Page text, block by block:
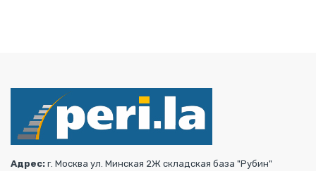
Адрес: г. Москва ул. Минская 2Ж складская база "Рубин"